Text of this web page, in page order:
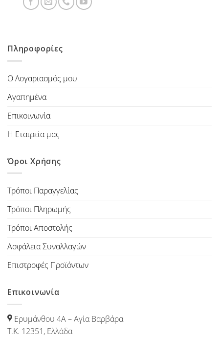
Πληροφορίες
Ο Λογαριασμός μου
Αγαπημένα
Επικοινωνία
Η Εταιρεία μας
Όροι Χρήσης
Τρόποι Παραγγελίας
Τρόποι Πληρωμής
Τρόποι Αποστολής
Ασφάλεια Συναλλαγών
Επιστροφές Προϊόντων
Επικοινωνία
Ερυμάνθου 4Α – Αγία Βαρβάρα
Τ.Κ. 12351, Ελλάδα